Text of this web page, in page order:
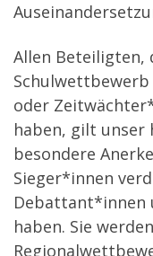
Allen Beteiligten,
oder
haben, gilt unser
besondere
Sieger*innen
Debattant*innen
haben. Sie